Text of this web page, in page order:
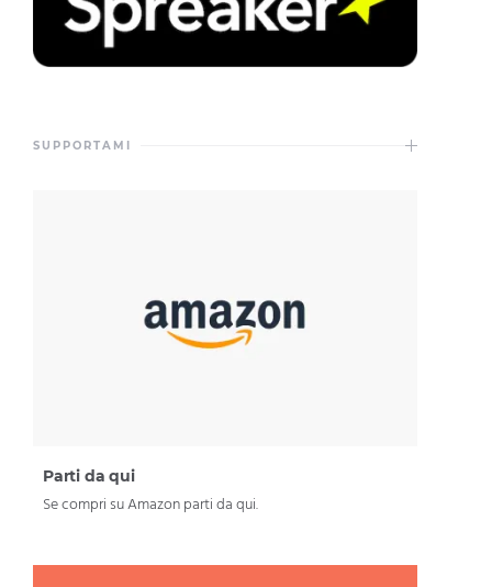
SUPPORTAMI
Parti da qui
Se compri su Amazon parti da qui.